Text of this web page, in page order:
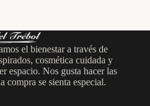
el bienestar a través de
cosmética cuidada y
espacio. Nos gusta hacer las
compra se sienta especial.